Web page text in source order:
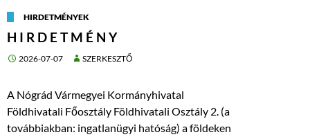
HIRDETMÉNYEK
H I R D E T M É N Y
2026-07-07 SZERKESZTŐ
A Nógrád Vármegyei Kormányhivatal
Földhivatali Főosztály Földhivatali Osztály 2. (a
továbbiakban: ingatlanügyi hatóság) a földeken